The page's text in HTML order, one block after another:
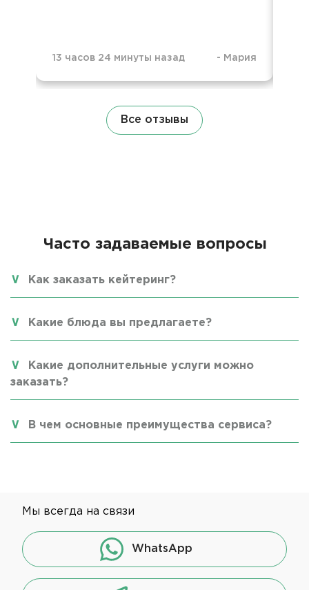
13 часов 24 минуты назад - Мария
Все отзывы
Часто задаваемые вопросы
Как заказать кейтеринг?
Какие блюда вы предлагаете?
Какие дополнительные услуги можно
заказать?
В чем основные преимущества сервиса?
Мы всегда на связи
WhatsApp